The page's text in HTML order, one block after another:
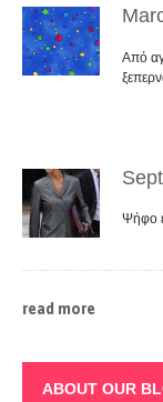
Από
Ψήφο
read more
ABOUT OUR